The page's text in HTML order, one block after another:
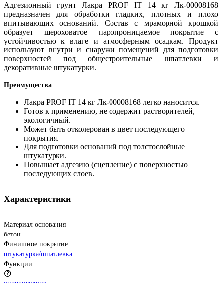
Адгезионный грунт Лакра PROF IT 14 кг Лк-00008168
предназначен для обработки гладких, плотных и плохо
впитывающих оснований. Состав с мраморной крошкой
образует шероховатое паропроницаемое покрытие с
устойчивостью к влаге и атмосферным осадкам. Продукт
используют внутри и снаружи помещений для подготовки
поверхностей под общестроительные шпатлевки и
декоративные штукатурки.
Преимущества
Лакра PROF IT 14 кг Лк-00008168 легко наносится.
Готов к применению, не содержит растворителей,
экологичный.
Может быть отколерован в цвет последующего
покрытия.
Для подготовки оснований под толстослойные
штукатурки.
Повышает адгезию (сцепление) с поверхностью
последующих слоев.
Характеристики
Материал основания
бетон
Финишное покрытие
штукатурка/шпатлевка
Функции